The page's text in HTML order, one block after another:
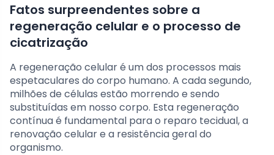
Fatos surpreendentes sobre a
regeneração celular e o processo de
cicatrização
A regeneração celular é um dos processos mais
espetaculares do corpo humano. A cada segundo,
milhões de células estão morrendo e sendo
substituídas em nosso corpo. Esta regeneração
contínua é fundamental para o reparo tecidual, a
renovação celular e a resistência geral do
organismo.